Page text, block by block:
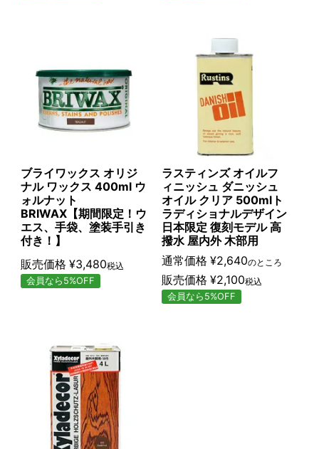
ブライワックス オリジ
ナル ワックス 400ml ウ
ォルナット
BRIWAX【期間限定！ウ
エス、手袋、塗装手引き
付き！】
販売価格 ¥3,480税込
会員なら5%OFF
ラスティンズ オイルフ
ィニッシュ ダニッシュ
オイル クリア 500mlト
ラディショナルデザイン
日本限定 復刻モデル 高
撥水 屋内外 木部用
通常価格 ¥2,640のところ
販売価格 ¥2,100税込
会員なら5%OFF